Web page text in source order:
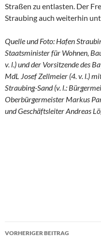
Straßen zu entlasten. Der
Straubing auch weiterhin
Quelle und Foto: Hafen
Staatsminister für Wohnen,
v. l.) und der Vorsitzende des
MdL Josef Zellmeier (4. v. l.)
Straubing-Sand (v. l.:
Oberbürgermeister Markus
und Geschäftsleiter Andreas
VORHERIGER BEITRAG